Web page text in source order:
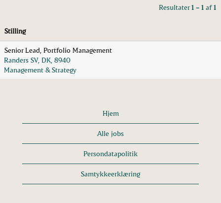
Resultater1 – 1 af1
Stilling
Senior Lead, Portfolio Management
Randers SV, DK, 8940
Management & Strategy
Hjem
Alle jobs
Persondatapolitik
Samtykkeerklæring